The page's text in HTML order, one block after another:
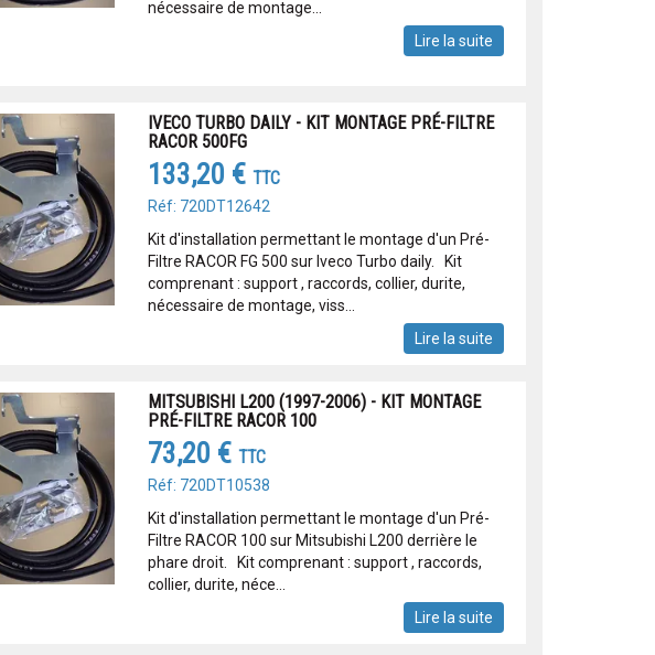
nécessaire de montage...
Lire la suite
IVECO TURBO DAILY - KIT MONTAGE PRÉ-FILTRE
RACOR 500FG
133,20 € TTC
Réf: 720DT12642
Kit d'installation permettant le montage d'un Pré-
Filtre RACOR FG 500 sur Iveco Turbo daily. Kit
comprenant : support , raccords, collier, durite,
nécessaire de montage, viss...
Lire la suite
MITSUBISHI L200 (1997-2006) - KIT MONTAGE
PRÉ-FILTRE RACOR 100
73,20 € TTC
Réf: 720DT10538
Kit d'installation permettant le montage d'un Pré-
Filtre RACOR 100 sur Mitsubishi L200 derrière le
phare droit. Kit comprenant : support , raccords,
collier, durite, néce...
Lire la suite